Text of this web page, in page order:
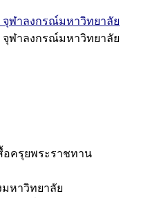
จุฬาลงกรณ์มหาวิทยาลัย
จุฬาลงกรณ์มหาวิทยาลัย
อครุยพระราชทาน
มหาวิทยาลัย